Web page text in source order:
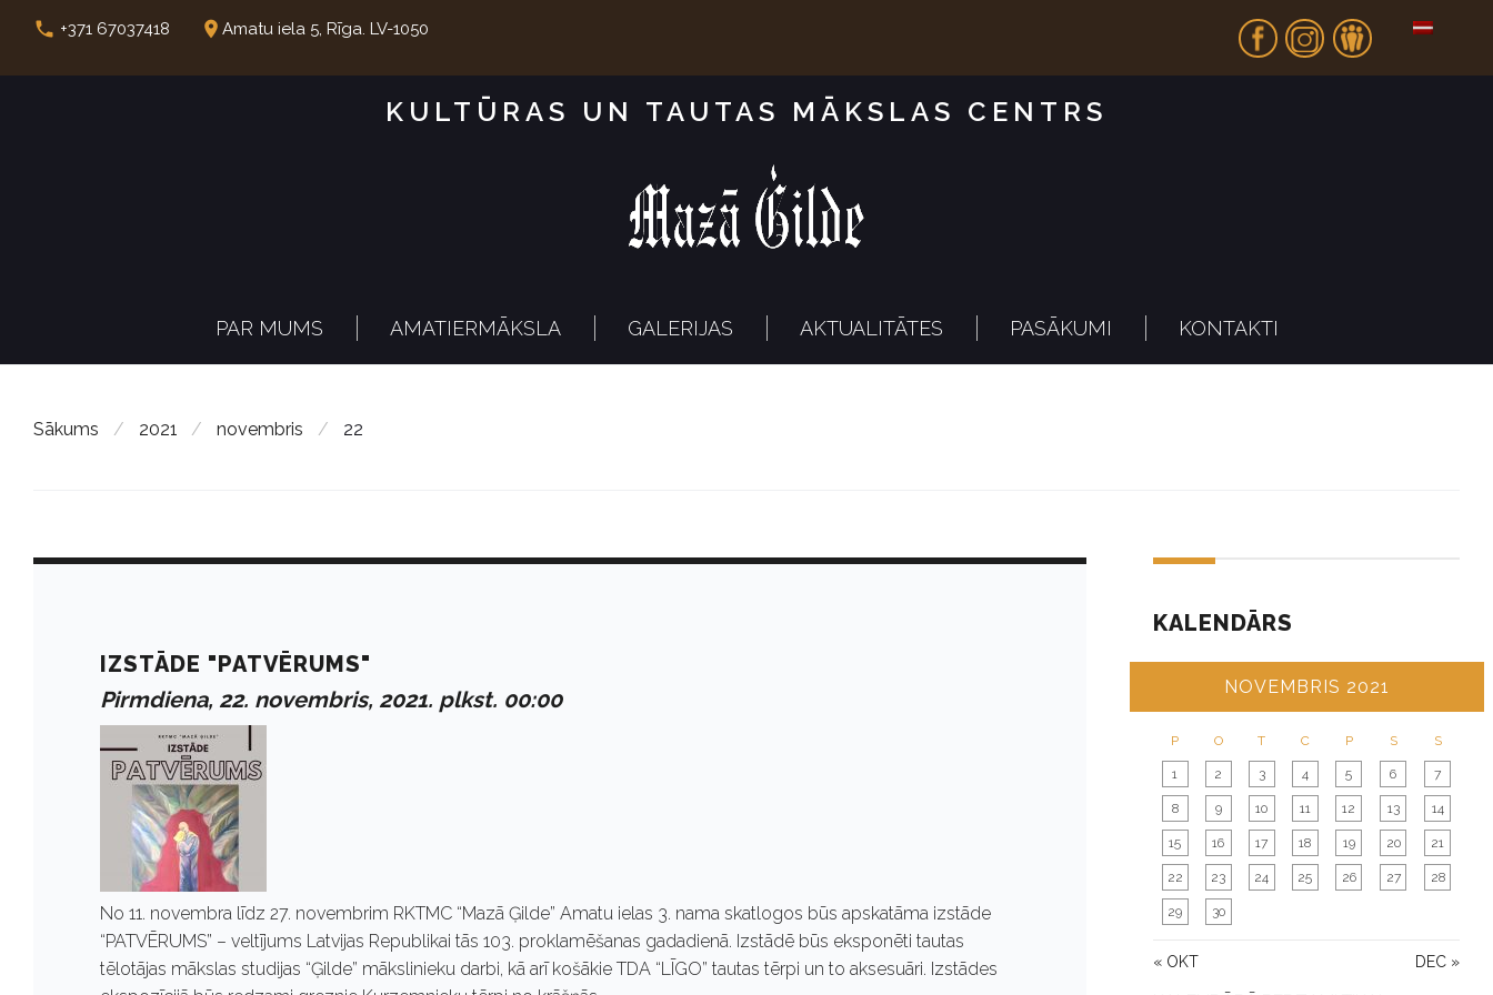
e
Fb In Dr
call +371 67037418 place Amatu iela 5, Rīga. LV-1050
KULTŪRAS UN TAUTAS MĀKSLAS CENTRS
PAR MUMS AMATIERMĀKSLA GALERIJAS AKTUALITĀTES PASĀKUMI KONTAKTI
Sākums / 2021 / novembris / 22
IZSTĀDE "PATVĒRUMS"
Pirmdiena, 22. novembris, 2021. plkst. 00:00
No 11. novembra līdz 27. novembrim RKTMC “Mazā Ģilde” Amatu ielas 3. nama skatlogos būs apskatāma izstāde
“PATVĒRUMS” – veltījums Latvijas Republikai tās 103. proklamēšanas gadadienā. Izstādē būs eksponēti tautas
tēlotājas mākslas studijas “Ģilde” mākslinieku darbi, kā arī košākie TDA “LĪGO” tautas tērpi un to aksesuāri. Izstādes
KALENDĀRS
NOVEMBRIS 2021
P O T C P S S
« OKT DEC »
1 2 3 4 5 6 7
8 9 10 11 12 13 14
15 16 17 18 19 20 21
22 23 24 25 26 27 28
29 30